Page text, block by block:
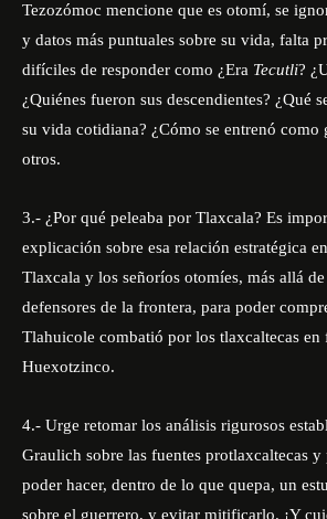
Tezozómoc mencione que es otomí, se
y datos más puntuales sobre su vida, falta
difíciles de responder como ¿Era Tecutli?
¿Quiénes fueron sus descendientes? ¿Qué
su vida cotidiana? ¿Cómo se entrenó como
otros.
3.- ¿Por qué peleaba por Tlaxcala? Es
explicación sobre esa relación estratégica
Tlaxcala y los señoríos otomíes, más allá
defensores de la frontera, para poder
Tlahuicole combatió por los tlaxcaltecas en
Huexotzinco.
4.- Urge retomar los análisis rigurosos
Graulich sobre las fuentes protlaxcaltecas y
poder hacer, dentro de lo que quepa, un
sobre el guerrero, y evitar mitificarlo. ¡Y